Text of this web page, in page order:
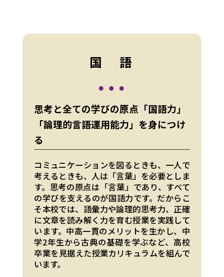
国 語
思考と全ての学びの原点「国語力」
「論理的言語運用能力」を身につけ
る
コミュニケーションを図るときも、一人で
考えるときも、人は「言葉」を必要としま
す。思考の原点は「言葉」であり、すべて
の学びを支えるのが国語力です。だからこ
そ本校では、語彙力や論理的思考力、正確
に文章を読み解く力を育む授業を実践して
います。中高一貫のメリットを生かし、中
学2年生から古典の基礎を学ぶなど、高校
卒業を見据えた授業カリキュラムを組んで
います。